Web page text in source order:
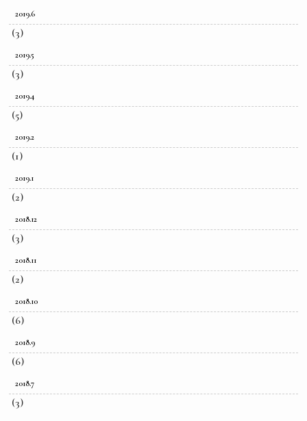
2019.6
(3)
2019.5
(3)
2019.4
(5)
2019.2
(1)
2019.1
(2)
2018.12
(3)
2018.11
(2)
2018.10
(6)
2018.9
(6)
2018.7
(3)